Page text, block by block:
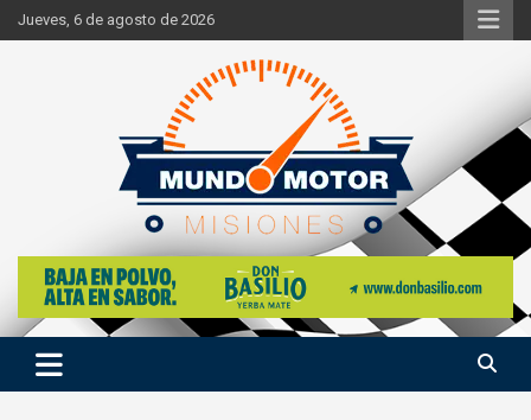
Skip
to
Jueves, 6 de agosto de 2026
Mundo Motor Misiones
Si hay ruido de motores ahí estaremos